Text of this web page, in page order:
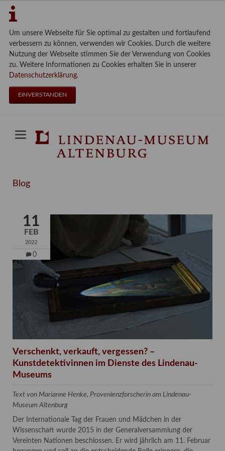
Um unsere Webseite für Sie optimal zu gestalten und fortlaufend
verbessern zu können, verwenden wir Cookies. Durch die weitere
Nutzung der Webseite stimmen Sie der Verwendung von Cookies
zu. Weitere Informationen zu Cookies erhalten Sie in unserer
Datenschutzerklärung.
EINVERSTANDEN
Blog
11
FEB
2022
0
Verschenkt, verkauft, vergessen? –
Kunstdetektivinnen im Dienste des Lindenau-
Museums
Text von Marianne Henke, Provenienzforscherin am Lindenau-
Museum Altenburg
Der Internationale Tag der Frauen und Mädchen in der
Wissenschaft wurde 2015 in der Generalversammlung der
Vereinten Nationen beschlossen. Er wird jährlich am 11. Februar